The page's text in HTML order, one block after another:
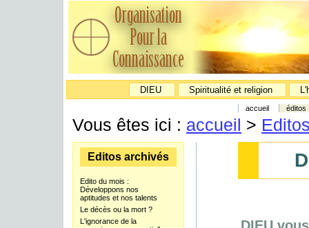
DIEU Spiritualité et religion
accueil éditos
Vous êtes ici : accueil >
Editos archivés
Edito du mois :
Développons nos
aptitudes et nos talents
Le décès ou la mort ?
L'ignorance de la